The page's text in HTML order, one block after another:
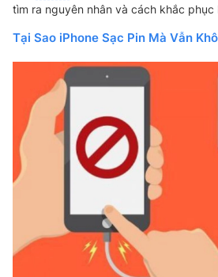
tìm ra nguyên nhân và cách khắc phục
Tại Sao iPhone Sạc Pin Mà Vẫn